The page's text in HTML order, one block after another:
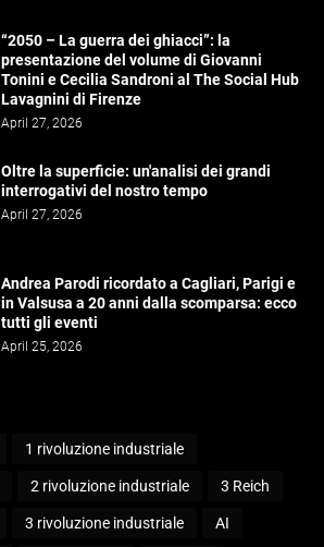
“2050 – La guerra dei ghiacci”: la
presentazione del volume di Giovanni
Tonini e Cecilia Sandroni al The Social Hub
Lavagnini di Firenze
April 27, 2026
Oltre la superficie: un'analisi dei grandi
interrogativi del nostro tempo
April 27, 2026
Andrea Parodi ricordato a Cagliari, Parigi e
in Valsusa a 20 anni dalla scomparsa: ecco
tutti gli eventi
April 25, 2026
1 rivoluzione industriale
2 rivoluzione industriale 3 Reich
3 rivoluzione industriale AI